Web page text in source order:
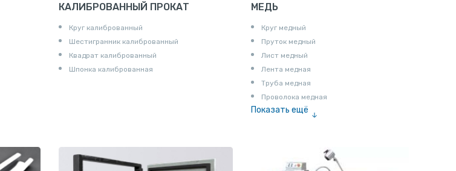
КАЛИБРОВАННЫЙ ПРОКАТ
Круг калиброванный
Шестигранник калиброванный
Квадрат калиброванный
Шпонка калиброванная
МЕДЬ
Круг медный
Пруток медный
Лист медный
Лента медная
Труба медная
Проволока медная
Показать ещё